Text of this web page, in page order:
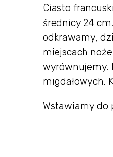
Ciasto
średnicy 24
odkrawamy,
miejscach
wyrównujemy.
migdałowych.
Wstawiamy do